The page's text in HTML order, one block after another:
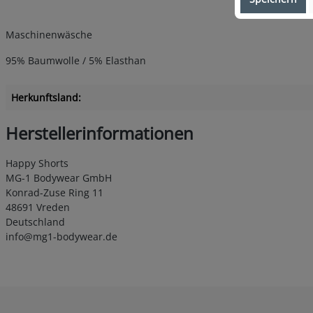
Maschinenwäsche
95% Baumwolle / 5% Elasthan
Herkunftsland:
Herstellerinformationen
Happy Shorts
MG-1 Bodywear GmbH
Konrad-Zuse Ring 11
48691 Vreden
Deutschland
info@mg1-bodywear.de